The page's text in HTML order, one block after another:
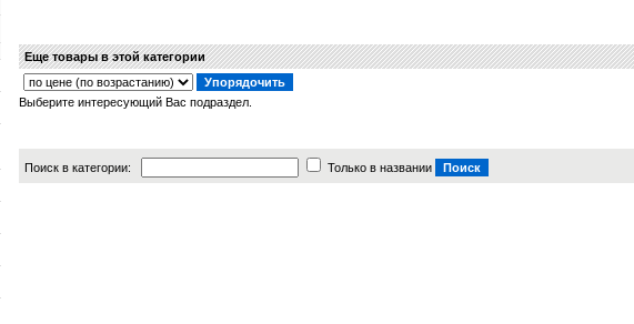
Еще товары в этой категории
Выберите интересующий Вас подраздел.
Поиск в категории:
Только в названии